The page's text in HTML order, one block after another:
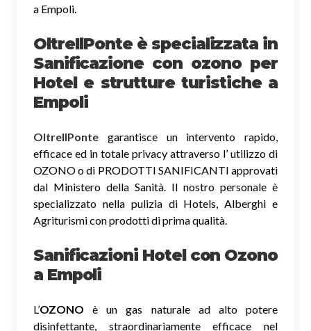
a Empoli.
OltreIlPonte è specializzata in
Sanificazione con ozono per
Hotel e strutture turistiche a
Empoli
OltreIlPonte garantisce un intervento rapido,
efficace ed in totale privacy attraverso l’ utilizzo di
OZONO o di PRODOTTI SANIFICANTI approvati
dal Ministero della Sanità. Il nostro personale è
specializzato nella pulizia di Hotels, Alberghi e
Agriturismi con prodotti di prima qualità.
Sanificazioni Hotel con Ozono
a Empoli
L’OZONO è un gas naturale ad alto potere
disinfettante, straordinariamente efficace nel